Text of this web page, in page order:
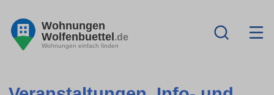
Wohnungen
Wolfenbuettel.de
Wohnungen einfach finden